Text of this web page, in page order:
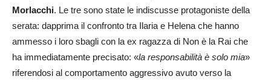
Morlacchi. Le tre sono state le indiscusse protagoniste della
serata: dapprima il confronto tra Ilaria e Helena che hanno
ammesso i loro sbagli con la ex ragazza di Non è la Rai che
ha immediatamente precisato: «la responsabilità è solo mia»
riferendosi al comportamento aggressivo avuto verso la